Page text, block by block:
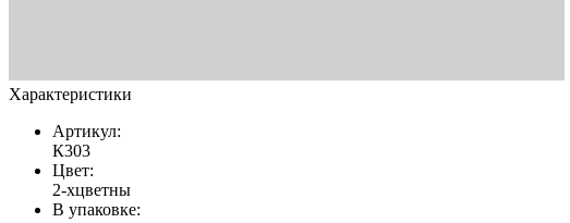
Характеристики
Артикул:
К303
Цвет:
2-хцветны
В упаковке: